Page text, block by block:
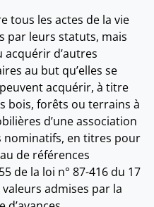
tous les actes de la vie
par leurs statuts, mais
d’autres
au but qu’elles se
acquérir, à titre
bois, forêts ou terrains à
d’une association
nominatifs, en titres pour
de références
de la loi n° 87-416 du 17
admises par la